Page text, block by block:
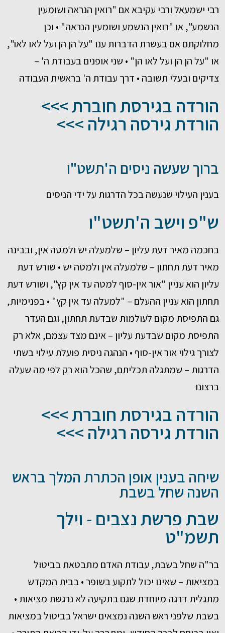
רבי ישמעאל ורבי עקיבא אם "רואין הנראה ושומעין
הנשמע", או "רואין הנשמע ושומעין הנראה" • וכן
מחלוקתם אם בעשרת הדברות ענו "על הן הן ועל לאו לאו",
או "על הן הן ועל לאו הן" • שני אופנים בעבודת ה' –
צדיקים ובעלי תשובה • דרך עבודת ה' בראשית העבודה
הורדה בגירסת חוברת >>>
הורדת גירסה רגילה >>>
ברוך שעשה ניסים ה'תשט"ו
בענין העילוי שנעשה בכל הדרגות על ידי הניסים
ש"פ וישב ה'תשט"ו
בחכמה מאיר דעת עליון – שלמעלה יש ולמטה אין, ובבינה
מאיר דעת תחתון – שלמעלה אין ולמטה יש • שורש דעת
עליון הוא עניין "אור אין-סוף למטה עד אין קץ", ושורש דעת
תחתון הוא עניין ההעלם – "למעלה עד אין קץ" • בפנימיות,
גם התפיסת מקום לעולמות שבדעת תחתון, וגם העדר
התפיסת מקום שבדעת עליון – אינם מצד עצמם, אלא רק
לצורך גילוי אור אין-סוף • הנהגה ניסית פועלת עילוי בשתי
הדרגות – שמתגלה תכליתם, שהכל הוא רק לפי מה שעלה
ברצונו
הורדה בגירסת חוברת >>>
הורדת גירסה רגילה >>>
שיחה בענין אופן הכתרת המלך בראש
השנה שחל בשבת
שבת פרשת נצבים - וילך
תשמ"ט
בר"ה שחל בשבת, עבודת האדם מתבטאת בביטול
במציאות – שאינו יכול לתקוע בשופר • בבית המקדש
מתגלית דרגה מיוחדת שגם בתקיעה לא נרגשת מציאות •
בשבת שלפני ראש השנה נמצאים ישראל בביטול במציאות